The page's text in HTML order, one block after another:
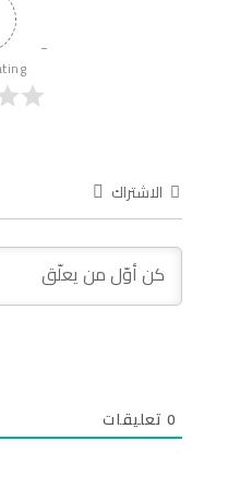
الاشتراك
0تعليقات